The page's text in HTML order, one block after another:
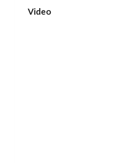
Video